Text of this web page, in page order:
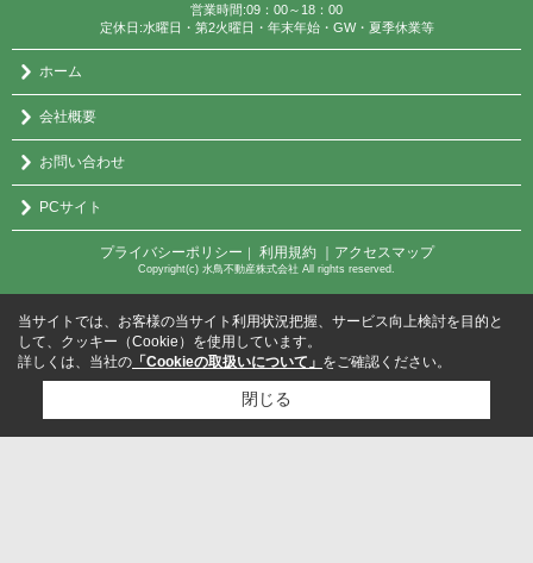
営業時間:09：00～18：00
定休日:水曜日・第2火曜日・年末年始・GW・夏季休業等
ホーム
会社概要
お問い合わせ
PCサイト
プライバシーポリシー ｜ 利用規約 ｜アクセスマップ
Copyright(c) 水鳥不動産株式会社 All rights reserved.
当サイトでは、お客様の当サイト利用状況把握、サービス向上検討を目的と
して、クッキー（Cookie）を使用しています。
詳しくは、当社の 「Cookieの取扱いについて」 をご確認ください。
閉じる